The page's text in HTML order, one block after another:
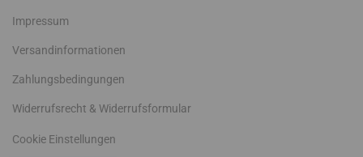
Impressum
Versandinformationen
Zahlungsbedingungen
Widerrufsrecht & Widerrufsformular
Cookie Einstellungen